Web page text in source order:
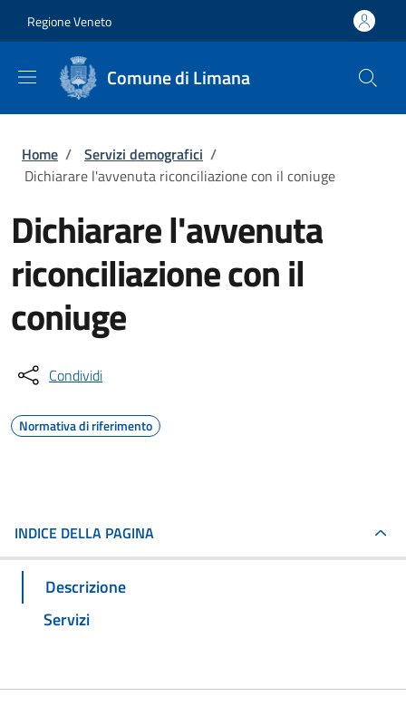
Regione Veneto
Comune di Limana
Briciole di pane
Home / Servizi demografici /
Dichiarare l'avvenuta riconciliazione con il coniuge
Dichiarare l'avvenuta
riconciliazione con il
coniuge
Condividi
Normativa di riferimento
INDICE DELLA PAGINA
Descrizione
Servizi